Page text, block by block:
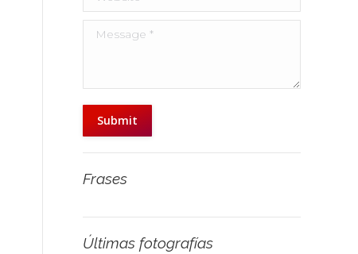
Message *
Submit
Frases
Últimas fotografías